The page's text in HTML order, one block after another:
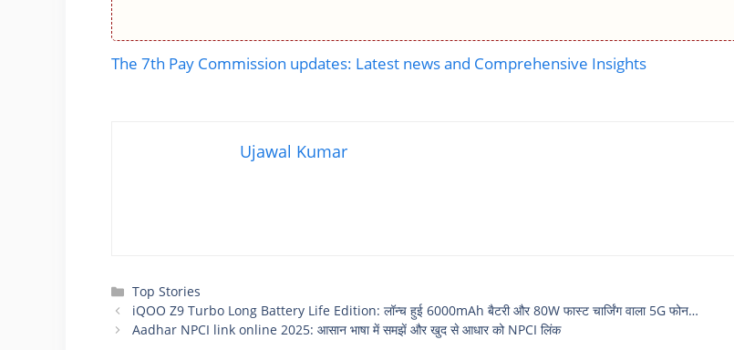
The 7th Pay Commission updates: Latest news and Comprehensive Insights
Ujawal Kumar
Categories
Top Stories
iQOO Z9 Turbo Long Battery Life Edition: लॉन्च हुई 6000mAh बैटरी और 80W फास्ट चार्जिंग वाला 5G फोन…
Aadhar NPCI link online 2025: आसान भाषा में समझें और खुद से आधार को NPCI लिंक